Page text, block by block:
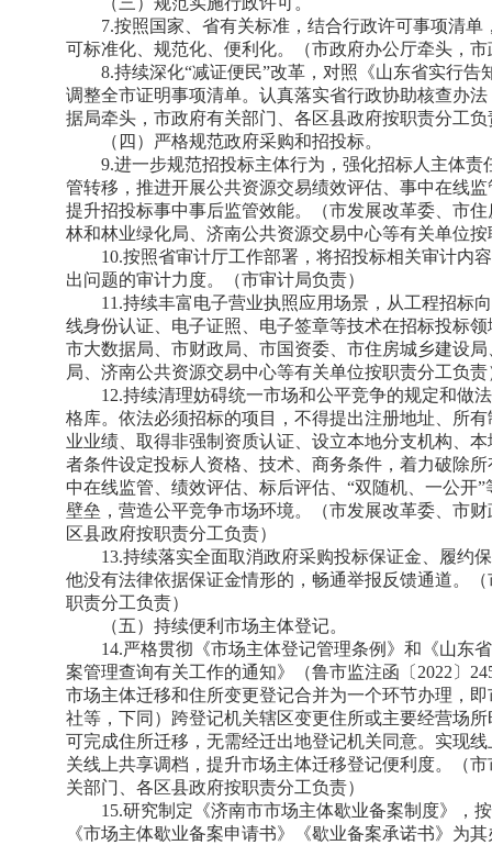
7.按照国家、省有关标准，结合行政许可事项清
可标准化、规范化、便利化。（市政府办公厅牵头，
8.持续深化“减证便民”改革，对照《山东省实行
调整全市证明事项清单。认真落实省行政协助核查办
据局牵头，市政府有关部门、各区县政府按职责分工负
（四）严格规范政府采购和招投标。
9.进一步规范招投标主体行为，强化招标人主体
管转移，推进开展公共资源交易绩效评估、事中在线
提升招投标事中事后监管效能。（市发展改革委、市
林和林业绿化局、济南公共资源交易中心等有关单位
10.按照省审计厅工作部署，将招投标相关审计内
出问题的审计力度。（市审计局负责）
11.持续丰富电子营业执照应用场景，从工程招标
线身份认证、电子证照、电子签章等技术在招标投标
市大数据局、市财政局、市国资委、市住房城乡建设
局、济南公共资源交易中心等有关单位按职责分工负责
12.持续清理妨碍统一市场和公平竞争的规定和做
格库。依法必须招标的项目，不得提出注册地址、所
业业绩、取得非强制资质认证、设立本地分支机构、
者条件设定投标人资格、技术、商务条件，着力破除
中在线监管、绩效评估、标后评估、“双随机、一公开
壁垒，营造公平竞争市场环境。（市发展改革委、市
区县政府按职责分工负责）
13.持续落实全面取消政府采购投标保证金、履约
他没有法律依据保证金情形的，畅通举报反馈通道。
职责分工负责）
（五）持续便利市场主体登记。
14.严格贯彻《市场主体登记管理条例》和《山东
案管理查询有关工作的通知》（鲁市监注函〔2022〕
市场主体迁移和住所变更登记合并为一个环节办理，
社等，下同）跨登记机关辖区变更住所或主要经营场
可完成住所迁移，无需经迁出地登记机关同意。实现
关线上共享调档，提升市场主体迁移登记便利度。（
关部门、各区县政府按职责分工负责）
15.研究制定《济南市市场主体歇业备案制度》，
《市场主体歇业备案申请书》《歇业备案承诺书》为